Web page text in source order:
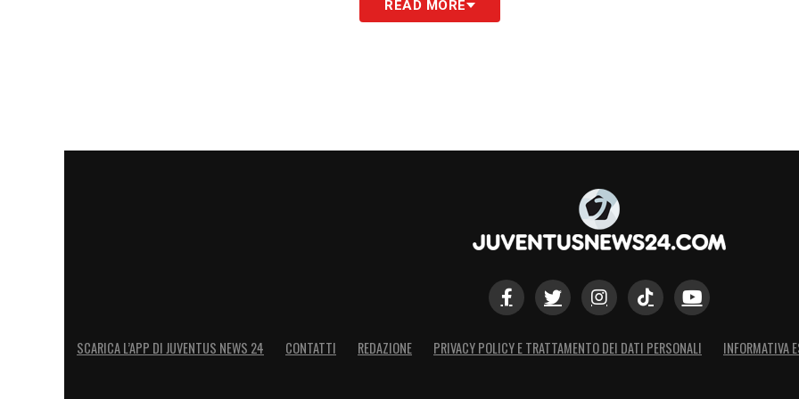
Il centrocampista lavora e suda per riconquistarsi un posto da titolare già dalla ripresa
READ MORE
SCARICA L’APP DI JUVENTUS NEWS 24 CONTATTI REDAZIONE PRIVACY POLICY E TRATTAMENTO DEI DATI PERSONALI INFORMATIVA